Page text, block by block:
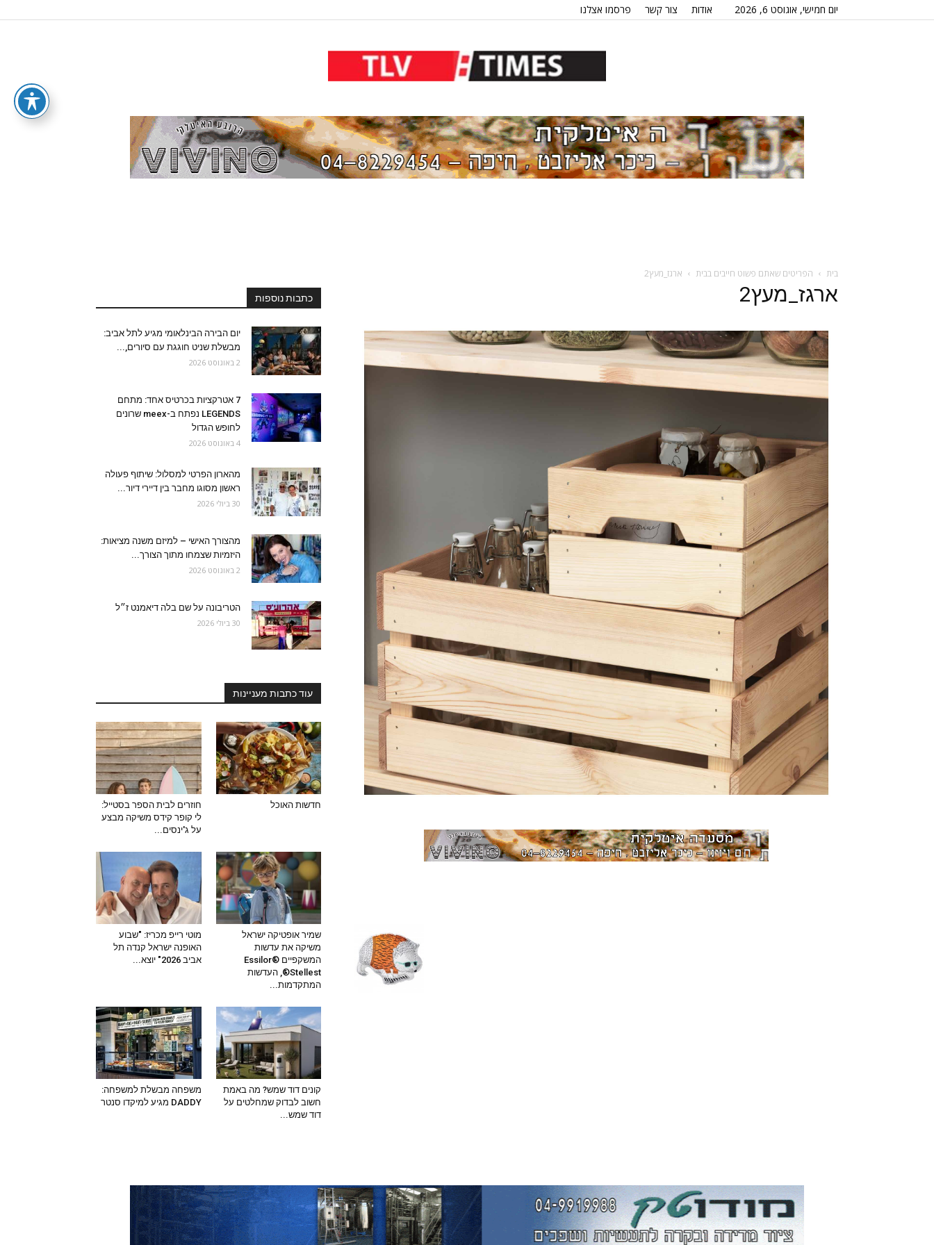
יום חמישי, אוגוסט 6, 2026 אודות צור קשר פרסמו אצלנו
בית הפריטים שאתם פשוט חייבים בבית ארגז_מעץ2
ארגז_מעץ2 כתבות נוספות
יום הבירה הבינלאומי מגיע לתל אביב:
מבשלת שניט חוגגת עם סיורים,...
2 באוגוסט 2026
7 אטרקציות בכרטיס אחד: מתחם
LEGENDS נפתח ב-meex שרונים
לחופש הגדול
4 באוגוסט 2026
מהארון הפרטי למסלול: שיתוף פעולה
ראשון מסוגו מחבר בין דיירי דיור...
30 ביולי 2026
מהצורך האישי – למיזם משנה מציאות:
היזמיות שצמחו מתוך הצורך...
2 באוגוסט 2026
הטריבונה על שם בלה דיאמנט ז״ל
30 ביולי 2026
עוד כתבות מעניינות
חדשות האוכל
חוזרים לבית הספר בסטייל:
לי קופר קידס משיקה מבצע
על ג'ינסים...
שמיר אופטיקה ישראל
משיקה את עדשות
המשקפיים Essilor®
Stellest®, העדשות
המתקדמות...
מוטי רייפ מכריז: "שבוע
האופנה ישראל קנדה תל
אביב 2026" יוצא...
קונים דוד שמש? מה באמת
חשוב לבדוק שמחלטים על
דוד שמש...
משפחה מבשלת למשפחה:
DADDY מגיע למיקדו סנטר